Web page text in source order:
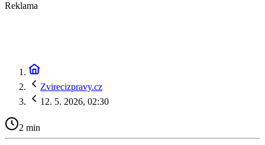
Reklama
Zvirecizpravy.cz
12. 5. 2026, 02:30
2 min